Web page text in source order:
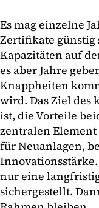
Es mag einzelne
Zertifikate günstig
Kapazitäten auf
es aber Jahre
Knappheiten
wird. Das Ziel des
ist, die Vorteile
zentralen
für Neuanlagen,
nur eine
sichergestellt.